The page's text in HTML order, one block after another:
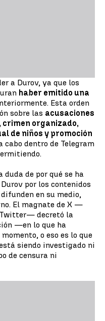
a Durov, ya que los
haber emitido una
Esta orden
sobre las acusaciones
organizado,
de niños y promoción
cabo dentro de Telegram
de por qué se ha
por los contenidos
en su medio,
no. El magnate de X —
decretó la
—en lo que ha
o eso es lo que
siendo investigado ni
de censura ni